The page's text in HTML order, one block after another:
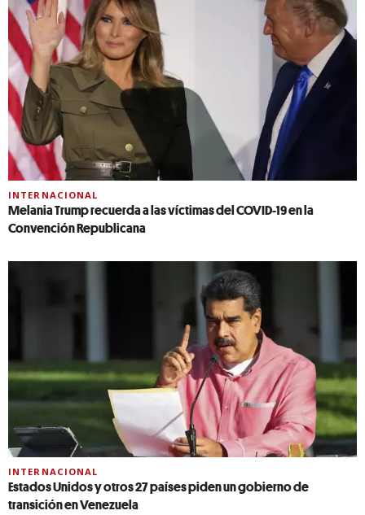
INTERNACIONAL
Melania Trump recuerda a las víctimas del COVID-19 en la
Convención Republicana
INTERNACIONAL
Estados Unidos y otros 27 países piden un gobierno de
transición en Venezuela